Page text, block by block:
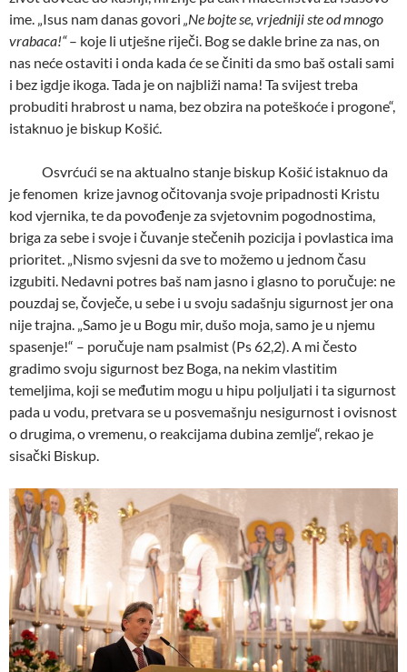
ime. „Isus nam danas govori „Ne bojte se, vrjedniji ste od mnogo
vrabaca!“– koje li utješne riječi. Bog se dakle brine za nas, on
nas neće ostaviti i onda kada će se činiti da smo baš ostali sami
i bez igdje ikoga. Tada je on najbliži nama! Ta svijest treba
probuditi hrabrost u nama, bez obzira na poteškoće i progone“,
istaknuo je biskup Košić.
Osvrćući se na aktualno stanje biskup Košić istaknuo da
je fenomen krize javnog očitovanja svoje pripadnosti Kristu
kod vjernika, te da povođenje za svjetovnim pogodnostima,
briga za sebe i svoje i čuvanje stečenih pozicija i povlastica ima
prioritet. „Nismo svjesni da sve to možemo u jednom času
izgubiti. Nedavni potres baš nam jasno i glasno to poručuje: ne
pouzdaj se, čovječe, u sebe i u svoju sadašnju sigurnost jer ona
nije trajna. „Samo je u Bogu mir, dušo moja, samo je u njemu
spasenje!“ – poručuje nam psalmist (Ps 62,2). A mi često
gradimo svoju sigurnost bez Boga, na nekim vlastitim
temeljima, koji se međutim mogu u hipu poljuljati i ta sigurnost
pada u vodu, pretvara se u posvemašnju nesigurnost i ovisnost
o drugima, o vremenu, o reakcijama dubina zemlje“, rekao je
sisački Biskup.